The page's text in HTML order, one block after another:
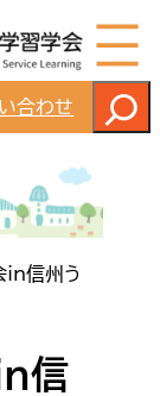
合わせ
索
in信州う
信